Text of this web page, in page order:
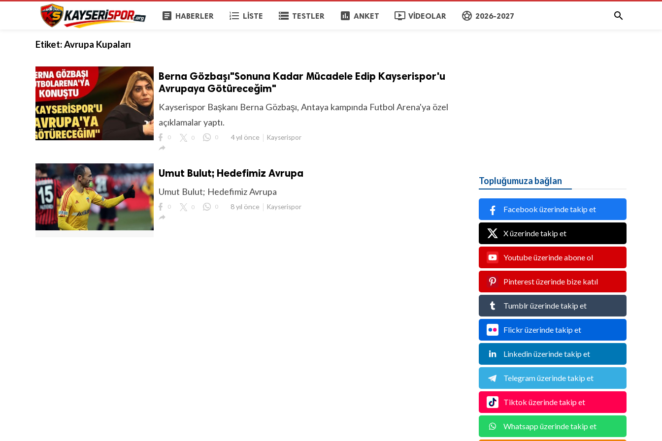
article HABERLER format_list_numbered LISTE storage TESTLER poll ANKET ondemand_video VIDEOLAR sports_soccer 2026-2027 
Etiket:Avrupa Kupaları
Berna Gözbaşı"Sonuna Kadar Mücadele Edip Kayserispor'u
Avrupaya Götüreceğim"
Kayserispor Başkanı Berna Gözbaşı, Antaya kampında Futbol Arena'ya özel
açıklamalar yaptı.
0 0 0 4 yıl önce Kayserispor

Umut Bulut; Hedefimiz Avrupa
Umut Bulut; Hedefimiz Avrupa
0 0 0 8 yıl önce Kayserispor

Topluğumuza bağlan
Facebook üzerinde takip et
X üzerinde takip et
Youtube üzerinde abone ol
Pinterest üzerinde bize katıl
Tumblr üzerinde takip et
Flickr üzerinde takip et
Linkedin üzerinde takip et
Telegram üzerinde takip et
Tiktok üzerinde takip et
Whatsapp üzerinde takip et